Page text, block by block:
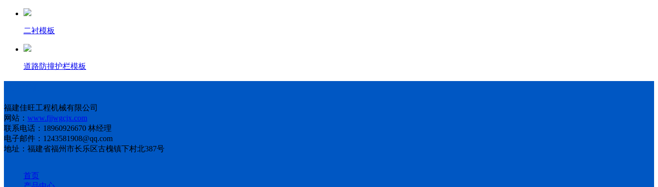
二衬模板
道路防撞护栏模板
福建佳旺工程机械有限公司
网站： www.fjjwgcjx.com
联系电话：18960926670 林经理
电子邮件：1243581908@qq.com
地址：福建省福州市长乐区古槐镇下村北387号
首页